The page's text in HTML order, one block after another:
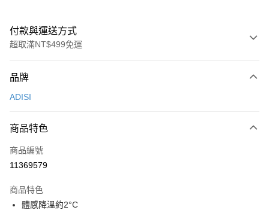
付款與運送方式
超取滿NT$499免運
信用卡一次付款
LINE Pay
Apple Pay
悠遊付
品牌
ADISI
商品特色
商品編號
11369579
商品特色
體感降溫約2°C